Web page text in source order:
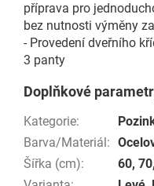
příprava pro
bez nutnosti výměny
- Provedení dveřního
3 panty
Doplňkové
Kategorie:
Barva/Materiál :
Šířka (cm): 60, 70,